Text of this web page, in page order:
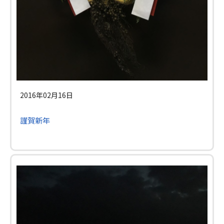
2016年02月16日
謹賀新年